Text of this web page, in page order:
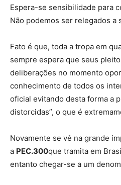
Espera-se sensibilidade para
Não podemos ser relegados a
Fato é que, toda a tropa em
sempre espera que seus
deliberações no momento
conhecimento de todos os
oficial evitando desta forma a
distorcidas”, o que é
Novamente se vê na grande
a PEC.300que tramita em
entanto chegar-se a um